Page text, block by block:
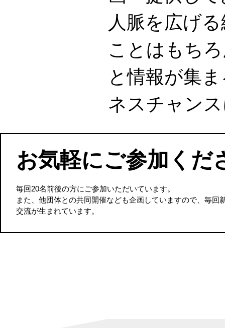
人脈を広げ
ことはもち
と情報が集
ネスチャン
お気軽にご参加くだ
毎回20名前後の方にご参加いただいています。
また、他団体との共同開催なども企画していますので、毎回
交流が生まれています。